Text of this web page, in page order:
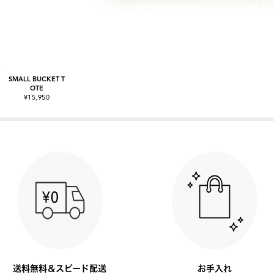
SMALL BUCKET T
OTE
¥15,950
送料無料＆スピード配送 お手入れ